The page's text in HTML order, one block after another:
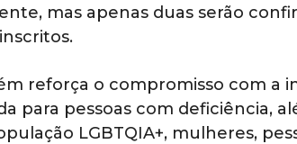
mas apenas duas serão
reforça o compromisso com a
para pessoas com deficiência,
LGBTQIA+, mulheres,